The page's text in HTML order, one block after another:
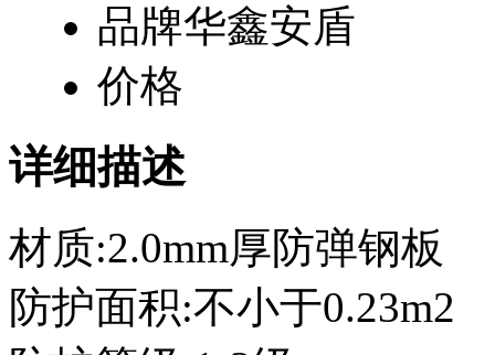
品牌华鑫安盾
价格
详细描述
材质:2.0mm厚防弹钢板
防护面积:不小于0.23m2